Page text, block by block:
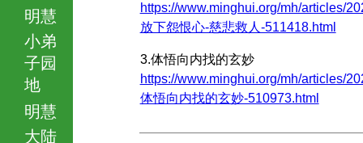
明慧
小弟
子园
地
明慧
大陆
https://www.minghui.org/mh/articles/
放下怨恨心-慈悲救人-511418.html
3.体悟向内找的玄妙
https://www.minghui.org/mh/articles/
体悟向内找的玄妙-510973.html